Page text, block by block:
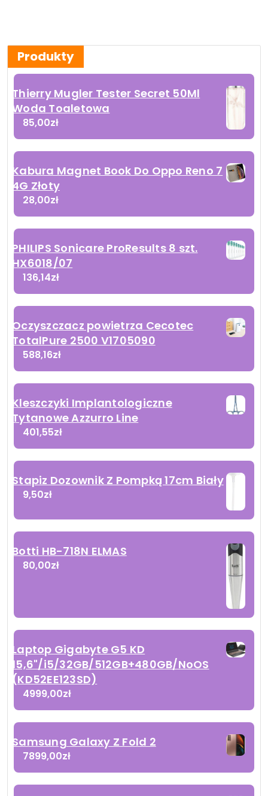
Produkty
Thierry Mugler Tester Secret 50Ml
Woda Toaletowa
85,00zł
Kabura Magnet Book Do Oppo Reno 7
4G Złoty
28,00zł
PHILIPS Sonicare ProResults 8 szt.
HX6018/07
136,14zł
Oczyszczacz powietrza Cecotec
TotalPure 2500 V1705090
588,16zł
Kleszczyki Implantologiczne
Tytanowe Azzurro Line
401,55zł
Stapiz Dozownik Z Pompką 17cm Biały
9,50zł
Botti HB-718N ELMAS
80,00zł
Laptop Gigabyte G5 KD
15,6"/i5/32GB/512GB+480GB/NoOS
(KD52EE123SD)
4999,00zł
Samsung Galaxy Z Fold 2
7899,00zł